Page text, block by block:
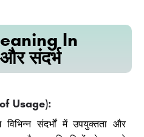
In
संदर्भ
Usage):
संदर्भों में उपयुक्तता और